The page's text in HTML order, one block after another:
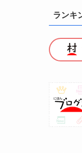
ランキ